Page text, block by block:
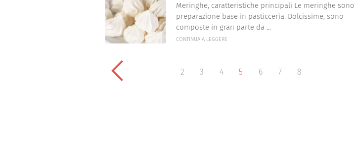
Meringhe, caratteristiche principali Le meringhe
preparazione base in pasticceria. Dolcissime, sono
composte in gran parte da ...
CONTINUA A LEGGERE
2 3 4 5 6 7 8